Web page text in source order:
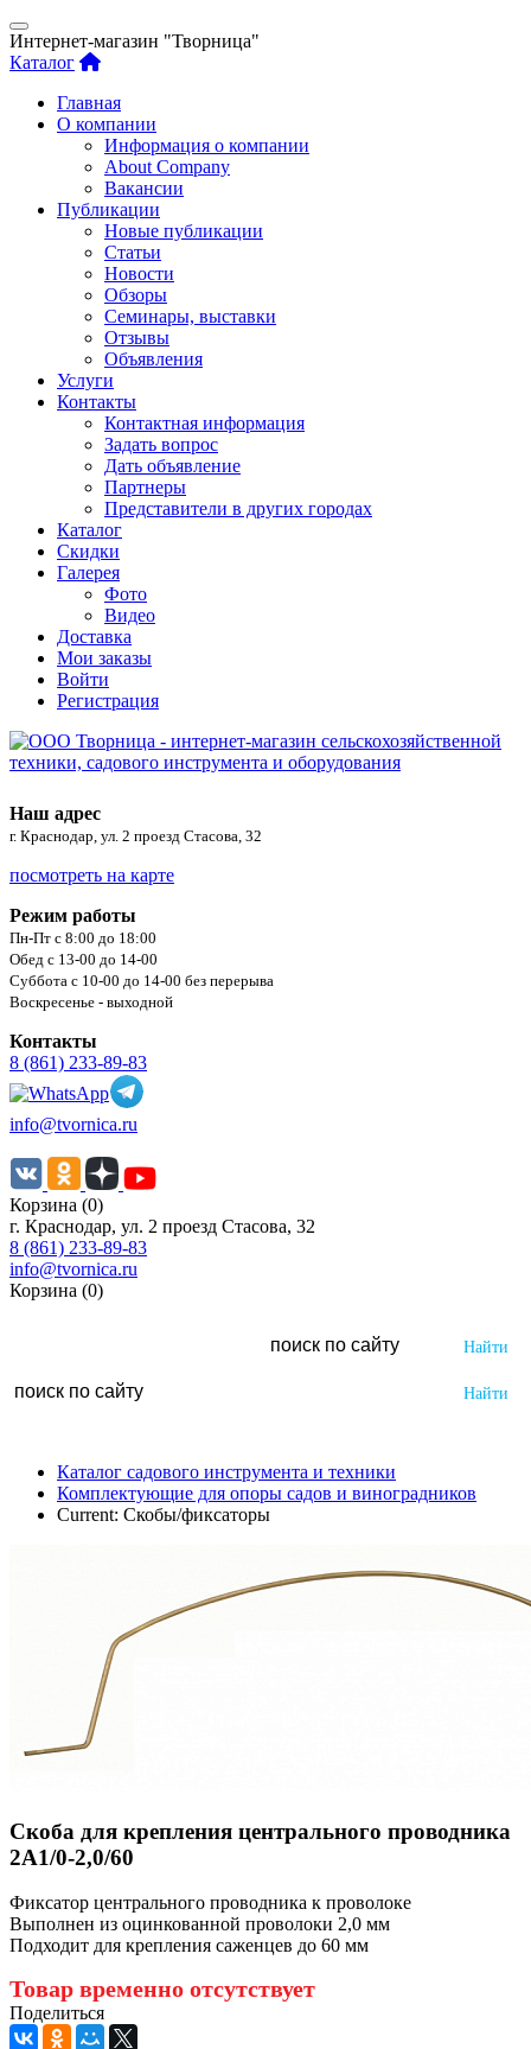
Интернет-магазин "Творница"
Каталог
Главная
О компании
Информация о компании
About Company
Вакансии
Публикации
Новые публикации
Статьи
Новости
Обзоры
Семинары, выставки
Отзывы
Объявления
Услуги
Контакты
Контактная информация
Задать вопрос
Дать объявление
Партнеры
Представители в других городах
Каталог
Скидки
Галерея
Фото
Видео
Доставка
Мои заказы
Войти
Регистрация
Наш адрес
г. Краснодар, ул. 2 проезд Стасова, 32
посмотреть на карте
Режим работы
Пн-Пт с 8:00 до 18:00
Обед с 13-00 до 14-00
Суббота с 10-00 до 14-00 без перерыва
Воскресенье - выходной
Контакты
8 (861) 233-89-83
info@tvornica.ru
Корзина (0)
г. Краснодар, ул. 2 проезд Стасова, 32
8 (861) 233-89-83
info@tvornica.ru
Корзина (0)
Каталог садового инструмента и техники
Комплектующие для опоры садов и виноградников
Current: Скобы/фиксаторы
Скоба для крепления центрального проводника
2А1/0-2,0/60
Фиксатор центрального проводника к проволоке
Выполнен из оцинкованной проволоки 2,0 мм
Подходит для крепления саженцев до 60 мм
Товар временно отсутствует
Поделиться